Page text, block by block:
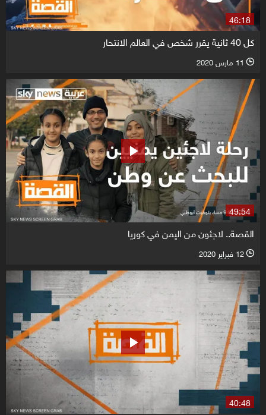
46:18
كل 40 ثانية يقرر شخص في العالم الانتحار
l 11 مارس 2020
49:54
القصة.. لاجئون من اليمن في كوريا
l 12 فبراير 2020
40:48